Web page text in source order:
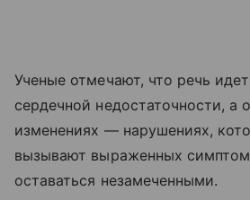
Ученые отмечают, что речь
сердечной недостаточности, а
изменениях — нарушениях,
вызывают выраженных
оставаться незамеченными.